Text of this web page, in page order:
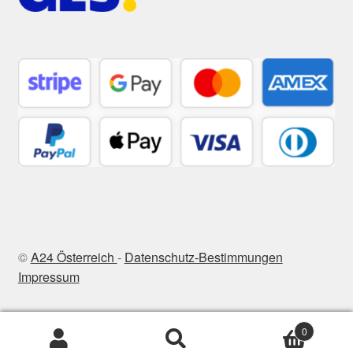
©A24 Österreich - Datenschutz-Bestimmungen
Impressum
Suchen
0